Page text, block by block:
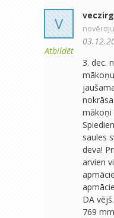
V
Atbildēt
3. dec.
mākoņi
saules
deva!
arvien
DA
769